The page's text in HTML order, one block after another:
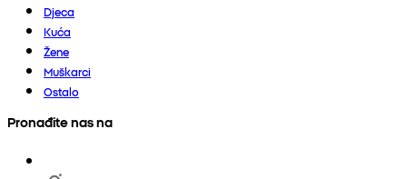
Djeca
Kuća
Žene
Muškarci
Ostalo
Pronađite nas na